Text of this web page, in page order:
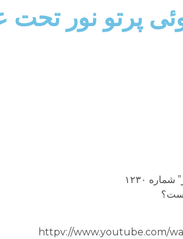
پرتو نور
۱۲۳۰
httpv://www.youtube.com/